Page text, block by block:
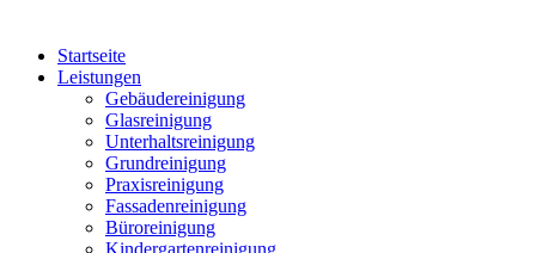
Startseite
Leistungen
Gebäudereinigung
Glasreinigung
Unterhaltsreinigung
Grundreinigung
Praxisreinigung
Fassadenreinigung
Büroreinigung
Kindergartenreinigung